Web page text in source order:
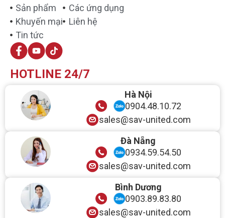
Sản phẩm
Khuyến mại
Tin tức
Các ứng dụng
Liên hệ
HOTLINE 24/7
Hà Nội
0904.48.10.72
sales@sav-united.com
Đà Nẵng
0934.59.54.50
sales@sav-united.com
Bình Dương
0903.89.83.80
sales@sav-united.com